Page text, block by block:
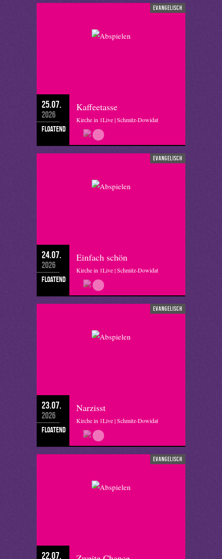
evangelisch
25.07.
2026
floatend
Kaffeetasse
Kirche in 1Live | Schmitz-Dowidat
evangelisch
24.07.
2026
floatend
Einfach schön
Kirche in 1Live | Schmitz-Dowidat
evangelisch
23.07.
2026
floatend
Narzisst
Kirche in 1Live | Schmitz-Dowidat
evangelisch
22.07.